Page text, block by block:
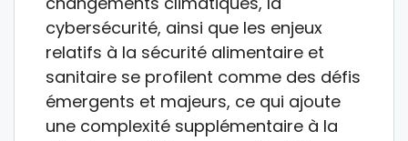
cybersécurité, ainsi que les enjeux
relatifs à la sécurité alimentaire et
sanitaire se profilent comme des défis
émergents et majeurs, ce qui ajoute
une complexité supplémentaire à la